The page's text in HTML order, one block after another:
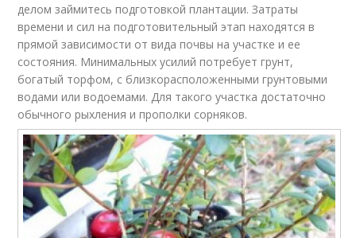
делом займитесь подготовкой плантации. Затраты
времени и сил на подготовительный этап находятся в
прямой зависимости от вида почвы на участке и ее
состояния. Минимальных усилий потребует грунт,
богатый торфом, с близкорасположенными грунтовыми
водами или водоемами. Для такого участка достаточно
обычного рыхления и прополки сорняков.